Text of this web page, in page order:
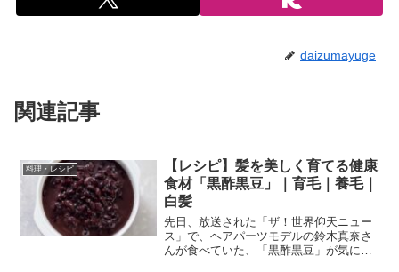
daizumayuge
関連記事
料理・レシピ
【レシピ】髪を美しく育てる健康
食材「黒酢黒豆」｜育毛｜養毛｜
白髪
先日、放送された「ザ！世界仰天ニュー
ス」で、ヘアパーツモデルの鈴木真奈さ
んが食べていた、「黒酢黒豆」が気にな